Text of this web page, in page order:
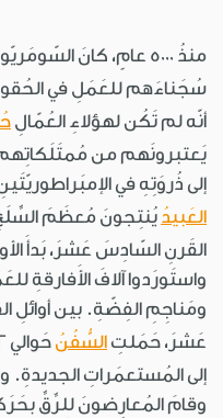
منذُ 5000 عامٍ، كانَ السّومَريّونَ في
سُجَناءَهم للعَمَلِ في
أنّه لم تَكُن لهؤلاءِ العُمّالِ
يَعتبرونَهم من
إلى ذُروَتِهِ في
العَبيدُ يُنتِجونَ مُعظَمَ
القَرنِ السّادِسَ عَشرَ، بَدأَ
واستَورَدوا آلافَ الأَفارقةِ
ومَناجِمِ الفِضّةِ. بين أوائلِ
عَشرَ، حَمَلتِ السُّفُنُحَوالي 12 مليونًا مِنَ
إلى المُستعمَراتِ الجديدةِ.
وقامَ المُعارِضونَ للرِّقِّ